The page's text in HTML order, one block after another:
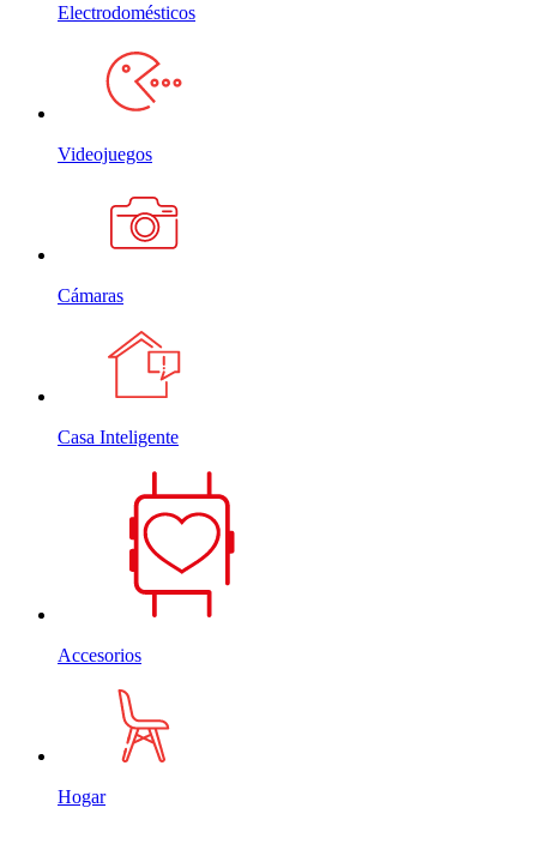
Electrodomésticos
Videojuegos
Cámaras
Casa Inteligente
Accesorios
Hogar